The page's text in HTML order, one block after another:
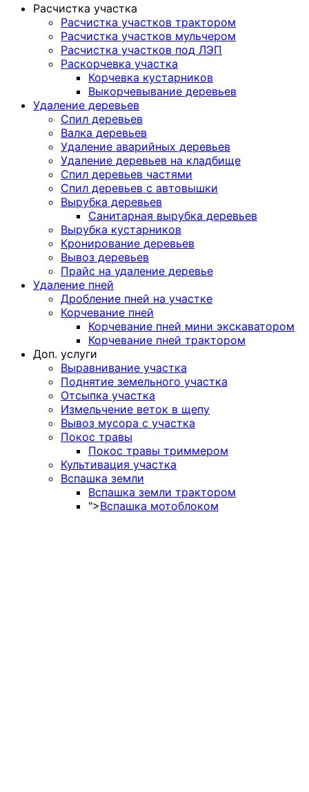
Расчистка участка
Расчистка участков трактором
Расчистка участков мульчером
Расчистка участков под ЛЭП
Раскорчевка участка
Корчевка кустарников
Выкорчевывание деревьев
Удаление деревьев
Спил деревьев
Валка деревьев
Удаление аварийных деревьев
Удаление деревьев на кладбище
Спил деревьев частями
Спил деревьев с автовышки
Вырубка деревьев
Санитарная вырубка деревьев
Вырубка кустарников
Кронирование деревьев
Вывоз деревьев
Прайс на удаление деревье
Удаление пней
Дробление пней на участке
Корчевание пней
Корчевание пней мини экскаватором
Корчевание пней трактором
Доп. услуги
Выравнивание участка
Поднятие земельного участка
Отсыпка участка
Измельчение веток в щепу
Вывоз мусора с участка
Покос травы
Покос травы триммером
Культивация участка
Вспашка земли
Вспашка земли трактором
">Вспашка мотоблоком